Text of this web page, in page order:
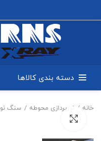
دسته بندی کالاها
خانه نورپردازی محوطه سنگ